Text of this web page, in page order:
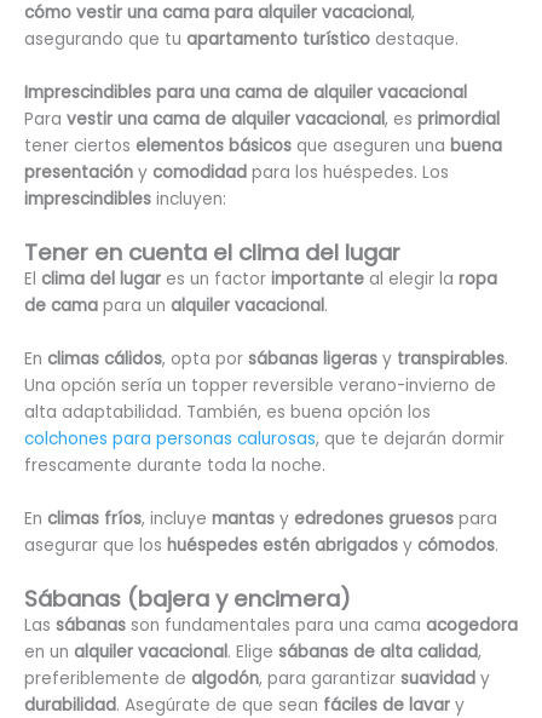
cómo vestir una cama para alquiler vacacional,
asegurando que tu apartamento turístico destaque.
Imprescindibles para una cama de alquiler vacacional
Para vestir una cama de alquiler vacacional, es primordial
tener ciertos elementos básicos que aseguren una buena
presentación y comodidad para los huéspedes. Los
imprescindibles incluyen:
Tener en cuenta el clima del lugar
El clima del lugar es un factor importante al elegir la ropa
de cama para un alquiler vacacional.
En climas cálidos, opta por sábanas ligeras y transpirables.
Una opción sería un topper reversible verano-invierno de
alta adaptabilidad. También, es buena opción los
colchones para personas calurosas, que te dejarán dormir
frescamente durante toda la noche.
En climas fríos, incluye mantas y edredones gruesos para
asegurar que los huéspedes estén abrigados y cómodos.
Sábanas (bajera y encimera)
Las sábanas son fundamentales para una cama acogedora
en un alquiler vacacional. Elige sábanas de alta calidad,
preferiblemente de algodón, para garantizar suavidad y
durabilidad. Asegúrate de que sean fáciles de lavar y